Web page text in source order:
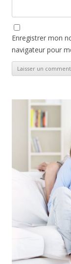
Enregistrer mon
navigateur pour